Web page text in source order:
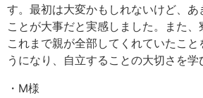
す。最初は大変かもしれないけど、あ
ことが大事だと実感しました。また、
これまで親が全部してくれていたこと
うになり、自立することの大切さを学
・M様